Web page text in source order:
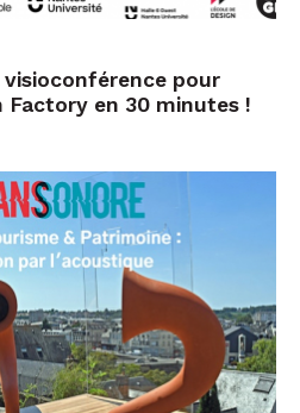
pour
Factory en 30 minutes !